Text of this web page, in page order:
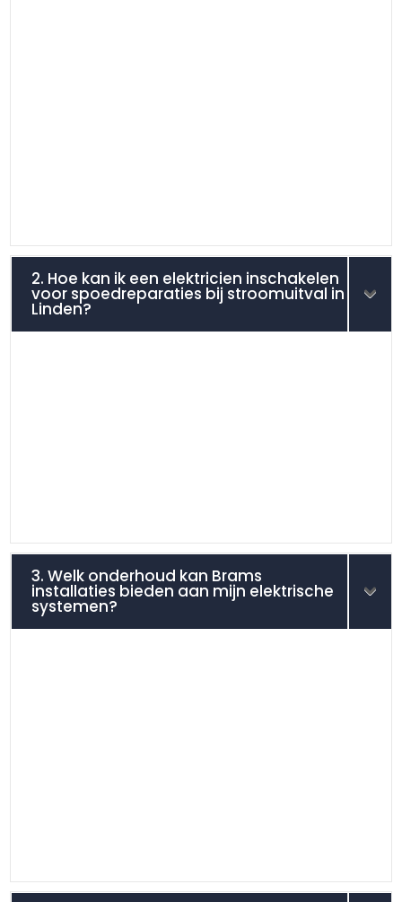
2. Hoe kan ik een elektricien inschakelen
voor spoedreparaties bij stroomuitval in
Linden?
3. Welk onderhoud kan Brams
installaties bieden aan mijn elektrische
systemen?